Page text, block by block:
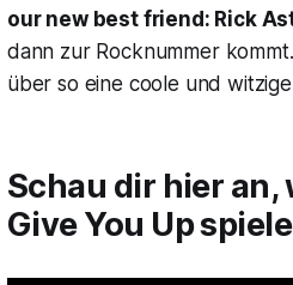
our new best friend: Rick
dann zur Rocknummer
über so eine coole und
Schau dir hier an,
Give You Up